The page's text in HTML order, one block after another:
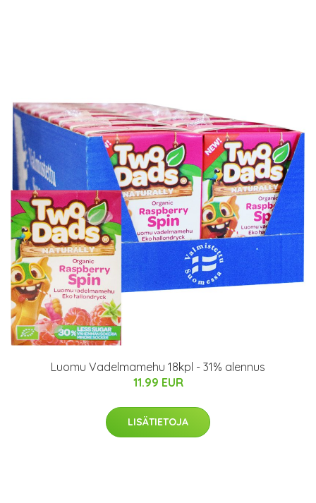
Luomu Vadelmamehu 18kpl - 31% alennus
11.99 EUR
LISÄTIETOJA